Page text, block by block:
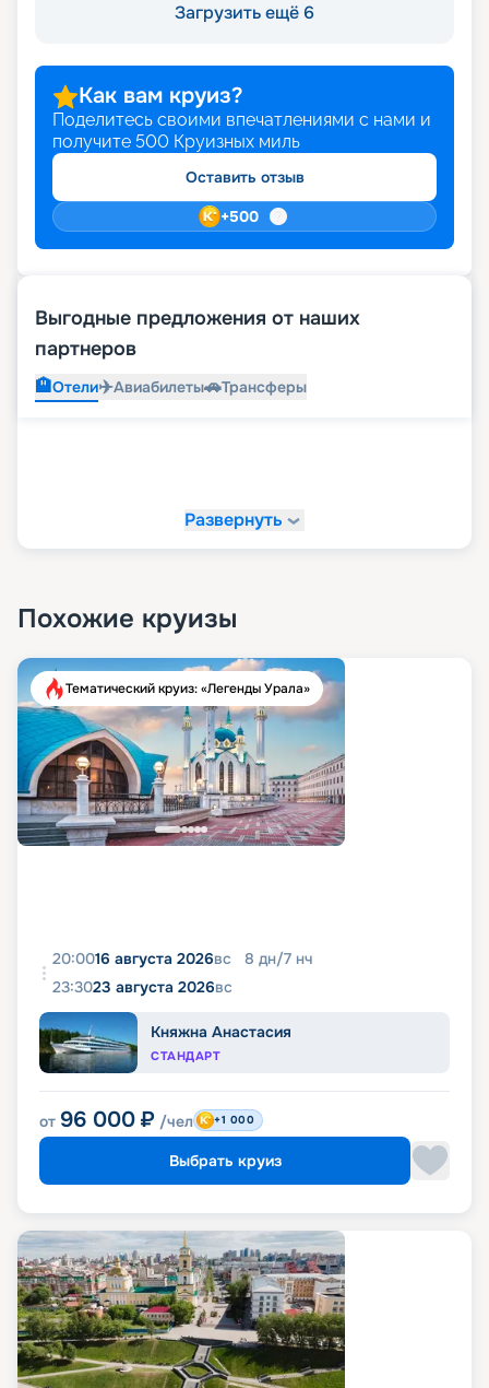
Загрузить ещё 6
Как вам круиз?
Поделитесь своими впечатлениями с нами и
получите 500 Круизных миль
Оставить отзыв
+500
Выгодные предложения от наших
партнеров
🏨Отели✈️Авиабилеты🚗Трансферы
Развернуть
Похожие круизы
Тематический круиз: «Легенды Урала»
20:0016 августа 2026вс 8 дн/7 нч
23:3023 августа 2026вс
Княжна Анастасия
СТАНДАРТ
от 96 000 ₽ /чел +1 000
Выбрать круиз